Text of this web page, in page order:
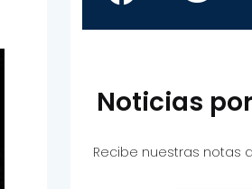
Noticias
Recibe nuestras notas